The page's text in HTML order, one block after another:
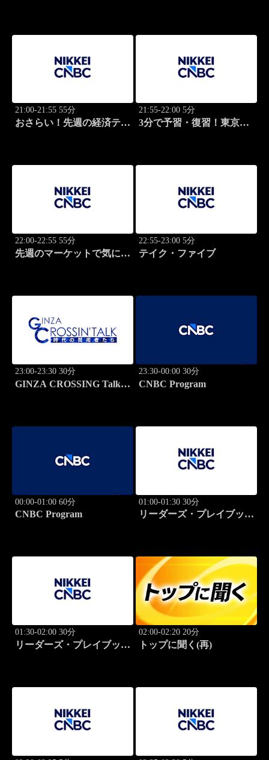
21:00-21:55 55分
おさらい！先週の経済テー
21:55-22:00 5分
3分で予習・復習！東京市
22:00-22:55 55分
先週のマーケットで気にな
22:55-23:00 5分
テイク・ファイブ
23:00-23:30 30分
GINZA CROSSING Talk
23:30-00:00 30分
CNBC Program
00:00-01:00 60分
CNBC Program
01:00-01:30 30分
リーダーズ・プレイブック
01:30-02:00 30分
リーダーズ・プレイブック
02:00-02:20 20分
トップに聞く(再)